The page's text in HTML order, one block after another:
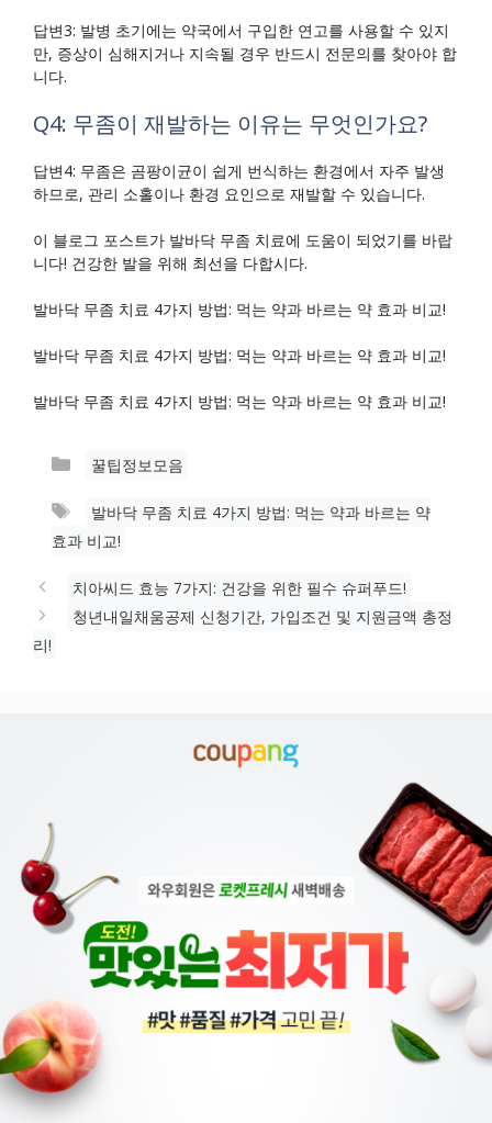
답변3: 발병 초기에는 약국에서 구입한 연고를 사용할 수 있지
만, 증상이 심해지거나 지속될 경우 반드시 전문의를 찾아야 합
니다.
Q4: 무좀이 재발하는 이유는 무엇인가요?
답변4: 무좀은 곰팡이균이 쉽게 번식하는 환경에서 자주 발생
하므로, 관리 소홀이나 환경 요인으로 재발할 수 있습니다.
이 블로그 포스트가 발바닥 무좀 치료에 도움이 되었기를 바랍
니다! 건강한 발을 위해 최선을 다합시다.
발바닥 무좀 치료 4가지 방법: 먹는 약과 바르는 약 효과 비교!
발바닥 무좀 치료 4가지 방법: 먹는 약과 바르는 약 효과 비교!
발바닥 무좀 치료 4가지 방법: 먹는 약과 바르는 약 효과 비교!
카
고
리
꿀팁정보모음
태
그
발바닥 무좀 치료 4가지 방법: 먹는 약과 바르는 약
효과 비교!
치아씨드 효능 7가지: 건강을 위한 필수 슈퍼푸드!
청년내일채움공제 신청기간, 가입조건 및 지원금액 총정
리!